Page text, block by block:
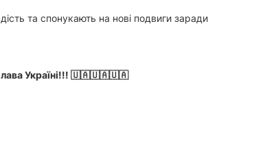
та спонукають на нові подвиги заради
Слава Україні!!! 🇺🇦🇺🇦🇺🇦